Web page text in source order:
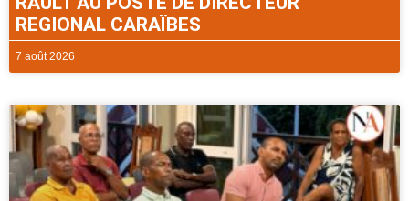
REGIONAL CARAÏBES
7 août 2026